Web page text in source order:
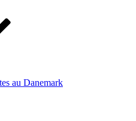
au Danemark